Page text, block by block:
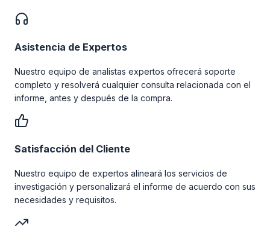
Asistencia de Expertos
Nuestro equipo de analistas expertos ofrecerá soporte
completo y resolverá cualquier consulta relacionada con el
informe, antes y después de la compra.
Satisfacción del Cliente
Nuestro equipo de expertos alineará los servicios de
investigación y personalizará el informe de acuerdo con sus
necesidades y requisitos.